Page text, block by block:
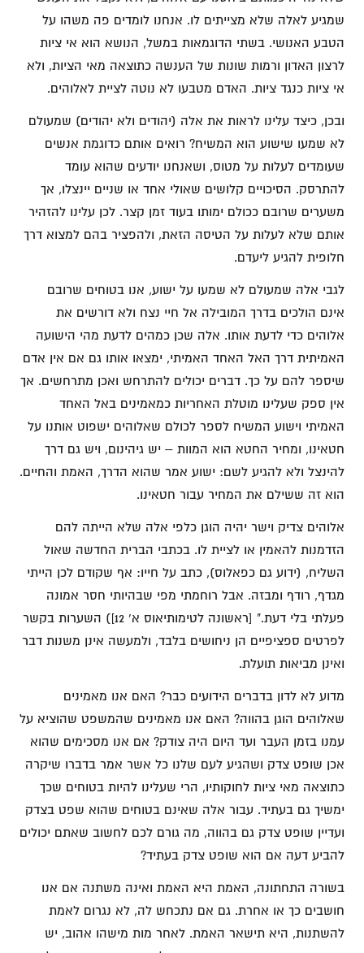
שמגיע לאלה שלא מצייתים לו. אנחנו לומדים פה משהו על
הטבע האנושי. בשתי הדוגמאות במשל, הנושא הוא אי ציות
לרצון האדון ורמות שונות של הענשה כתוצאה מאי הציות, ולא
אי ציות כנגד ציות. האדם מטבעו לא נוטה לציית לאלוהים.
ובכן, כיצד עלינו לראות את אלה (יהודים ולא יהודים) שמעולם
לא שמעו שישוע הוא המשיח? רואים אותם כדוגמת אנשים
שעומדים לעלות על מטוס, ושאנחנו יודעים שהוא עומד
להתרסק. הסיכויים קלושים שאולי אחד או שניים יינצלו, אך
משערים שרובם ככולם ימותו בעוד זמן קצר. לכן עלינו להזהיר
אותם שלא לעלות על הטיסה הזאת, ולהפציר בהם למצוא דרך
חלופית להגיע ליעדם.
לגבי אלה שמעולם לא שמעו על ישוע, אנו בטוחים שרובם
אינם הולכים בדרך המובילה אל חיי נצח ולא דורשים את
אלוהים כדי לדעת אותו. אלה שכן כמהים לדעת מהי הישועה
האמיתית דרך האל האחד האמיתי, ימצאו אותו גם אם אין אדם
שיספר להם על כך. דברים יכולים להתרחש ואכן מתרחשים. אך
אין ספק שעלינו מוטלת האחריות כמאמינים באל האחד
האמיתי וישוע המשיח לספר לכולם שאלוהים ישפוט אותנו על
חטאינו, ומחיר החטא הוא המוות – יש גיהינום, ויש גם דרך
להינצל ולא להגיע לשם: ישוע אמר שהוא הדרך, האמת והחיים.
הוא זה ששילם את המחיר עבור חטאינו.
אלוהים צדיק וישר יהיה הוגן כלפי אלה שלא הייתה להם
הזדמנות להאמין או לציית לו. בכתבי הברית החדשה שאול
השליח, (ידוע גם כפאלוס), כתב על חייו: אף שקודם לכן הייתי
מגדף, רודף ומבזה. אבל רוחמתי מפי שבהיותי חסר אמונה
פעלתי בלי דעת." [ראשונה לטימותיאוס א' 12]) השערות בקשר
לפרטים ספציפיים הן ניחושים בלבד, ולמעשה אינן משנות דבר
ואינן מביאות תועלת.
מדוע לא לדון בדברים הידועים כבר? האם אנו מאמינים
שאלוהים הוגן בהווה? האם אנו מאמינים שהמשפט שהוציא על
עמנו בזמן העבר ועד היום היה צודק? אם אנו מסכימים שהוא
אכן שופט צדק ושהגיע לעם שלנו כל אשר אמר בדברו שיקרה
כתוצאה מאי ציות לחוקותיו, הרי שעלינו להיות בטוחים שכך
ימשיך גם בעתיד. עבור אלה שאינם בטוחים שהוא שפט בצדק
ועדיין שופט צדק גם בהווה, מה גורם לכם לחשוב שאתם יכולים
להביע דעה אם הוא שופט צדק בעתיד?
בשורה התחתונה, האמת היא האמת ואינה משתנה אם אנו
חושבים כך או אחרת. גם אם נתכחש לה, לא נגרום לאמת
להשתנות, היא תישאר האמת. לאחר מות מישהו אהוב, יש